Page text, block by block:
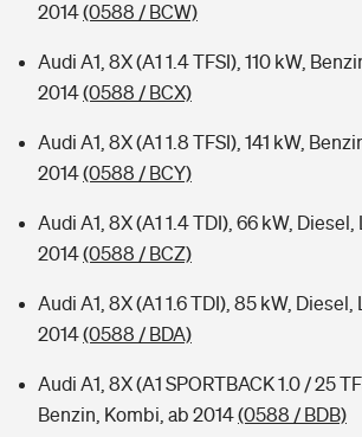
2014(0588 / BCW)
Audi A1, 8X (A1 1.4 TFSI), 110 kW,
2014(0588 / BCX)
Audi A1, 8X (A1 1.8 TFSI), 141 kW,
2014(0588 / BCY)
Audi A1, 8X (A1 1.4 TDI), 66 kW,
2014(0588 / BCZ)
Audi A1, 8X (A1 1.6 TDI), 85 kW,
2014(0588 / BDA)
Audi A1, 8X (A1 SPORTBACK 1.0 / 25
Benzin, Kombi, ab 2014(0588 / BDB)